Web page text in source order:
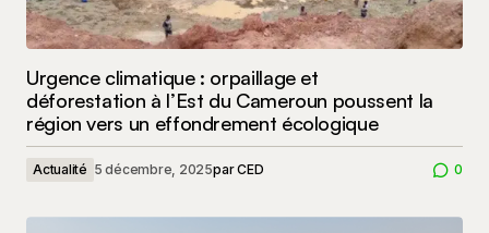
Urgence climatique : orpaillage et
déforestation à l’Est du Cameroun poussent la
région vers un effondrement écologique
Actualité 5 décembre, 2025parCED 0